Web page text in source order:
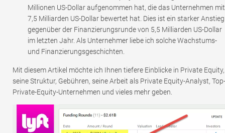
Millionen US-Dollar aufgenommen hat, die das Unternehmen mit
7,5 Milliarden US-Dollar bewertet hat. Dies ist ein starker Anstieg
gegenüber der Finanzierungsrunde von 5,5 Milliarden US-Dollar
im letzten Jahr. Als Unternehmer liebe ich solche Wachstums-
und Finanzierungsgeschichten.
Mit diesem Artikel möchte ich Ihnen tiefere Einblicke in Private Equity,
seine Struktur, Gebühren, seine Arbeit als Private Equity-Analyst, Top-
Private-Equity-Unternehmen und vieles mehr geben.